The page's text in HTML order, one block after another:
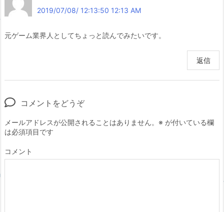
2019/07/08/ 12:13:50 12:13 AM
元ゲーム業界人としてちょっと読んでみたいです。
返信
コメントをどうぞ
メールアドレスが公開されることはありません。 ※ が付いている欄
は必須項目です
コメント